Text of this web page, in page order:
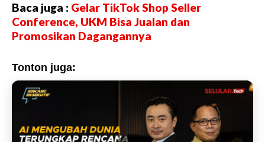
Baca juga : Gelar TikTok Shop Seller
Conference, UKM Bisa Jualan dan
Promosikan Dagangannya
Tonton juga: